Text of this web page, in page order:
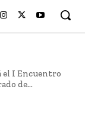
el I Encuentro
de...